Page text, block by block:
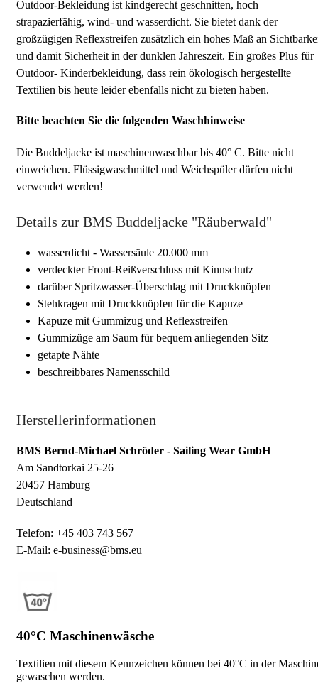
Outdoor-Bekleidung ist kindgerecht geschnitten, hoch
strapazierfähig, wind- und wasserdicht. Sie bietet dank der
großzügigen Reflexstreifen zusätzlich ein hohes Maß an
und damit Sicherheit in der dunklen Jahreszeit. Ein großes Plus für
Outdoor- Kinderbekleidung, dass rein ökologisch hergestellte
Textilien bis heute leider ebenfalls nicht zu bieten haben.
Bitte beachten Sie die folgenden Waschhinweise
Die Buddeljacke ist maschinenwaschbar bis 40° C. Bitte nicht
einweichen. Flüssigwaschmittel und Weichspüler dürfen nicht
verwendet werden!
Details zur BMS Buddeljacke "Räuberwald"
wasserdicht - Wassersäule 20.000 mm
verdeckter Front-Reißverschluss mit Kinnschutz
darüber Spritzwasser-Überschlag mit Druckknöpfen
Stehkragen mit Druckknöpfen für die Kapuze
Kapuze mit Gummizug und Reflexstreifen
Gummizüge am Saum für bequem anliegenden Sitz
getapte Nähte
beschreibbares Namensschild
Herstellerinformationen
BMS Bernd-Michael Schröder - Sailing Wear GmbH
Am Sandtorkai 25-26
20457 Hamburg
Deutschland
Telefon: +45 403 743 567
E-Mail: e-business@bms.eu
40°C Maschinenwäsche
Textilien mit diesem Kennzeichen können bei 40°C in der
gewaschen werden.